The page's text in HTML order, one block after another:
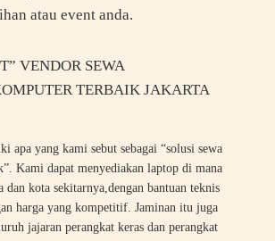
atau event anda.
VENDOR SEWA
TERBAIK JAKARTA
apa yang kami sebut sebagai “solusi sewa
Kami dapat menyediakan laptop di mana
dan kota sekitarnya,dengan bantuan teknis
harga yang kompetitif. Jaminan itu juga
jajaran perangkat keras dan perangkat